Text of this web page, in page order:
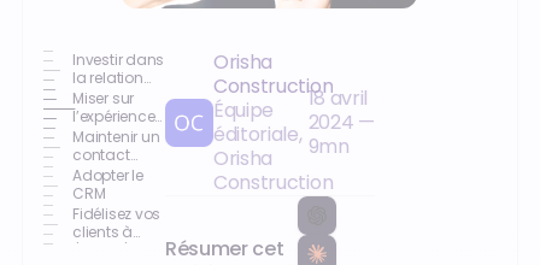
Investir dans
la relation
client
Miser sur
l’expérience
client
Maintenir un
contact
personnalisé
Adopter le
CRM
Fidélisez vos
clients à
l'aide d'un
Orisha
Construction
Équipe
éditoriale,
Orisha
Construction
18 avril
2024 —
9mn
Résumer cet